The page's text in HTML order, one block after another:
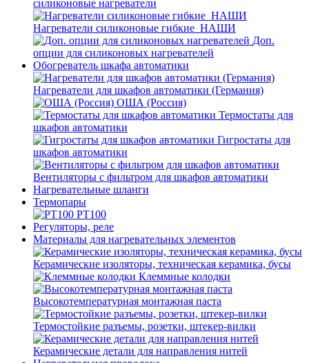
силиконовые нагреватели
Нагреватели силиконовые гибкие_НАШИ
Доп.
опции для силиконовых нагревателей
Обогреватель шкафа автоматики
Нагреватели для шкафов автоматики (Германия)
ОША (Россия)
Термостаты для
шкафов автоматики
Гигростаты для
шкафов автоматики
Вентиляторы с фильтром для шкафов автоматики
Нагревательные шланги
Термопары
PT100
Регуляторы, реле
Материалы для нагревательных элементов
Керамические изоляторы, техническая керамика, бусы
Клеммные колодки
Высокотемпературная монтажная паста
Термостойкие разъемы, розетки, штекер-вилки
Керамические детали для направления нитей